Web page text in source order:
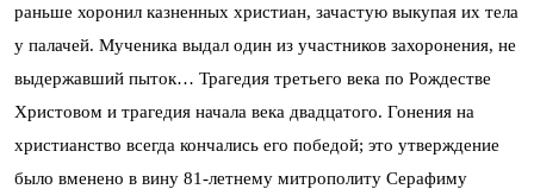
раньше хоронил казненных христиан, зачастую выкупая их тела
у палачей. Мученика выдал один из участников захоронения, не
выдержавший пыток… Трагедия третьего века по Рождестве
Христовом и трагедия начала века двадцатого. Гонения на
христианство всегда кончались его победой; это утверждение
было вменено в вину 81‑летнему митрополиту Серафиму